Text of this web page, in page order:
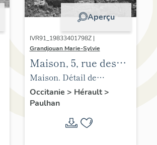
Aperçu
IVR91_19833401798Z |
Grandjouan Marie-Sylvie
Maison, 5, rue des
Jacobins
Maison. Détail de
l'élévation, premier étage
et comble à surcroît.
Occitanie > Hérault>
Paulhan